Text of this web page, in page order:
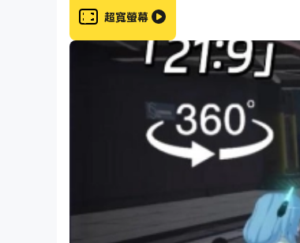
揭開神秘群島
建立您的基地並探索島嶼，揭開布姆達
在 20 多張獨特的地圖上作戰，與肆虐
超寬螢幕